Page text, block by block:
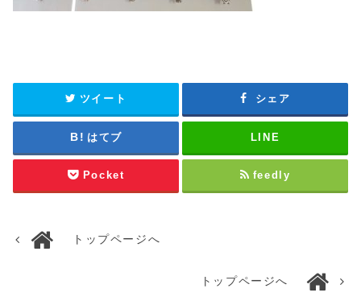
ツイート シェア
はてブ LINE
Pocket feedly
トップページへ
トップページへ